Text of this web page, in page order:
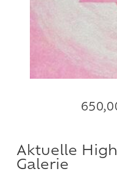
Aktuelle
Galerie